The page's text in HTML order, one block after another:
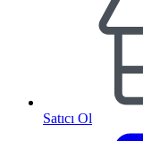
Satıcı Ol